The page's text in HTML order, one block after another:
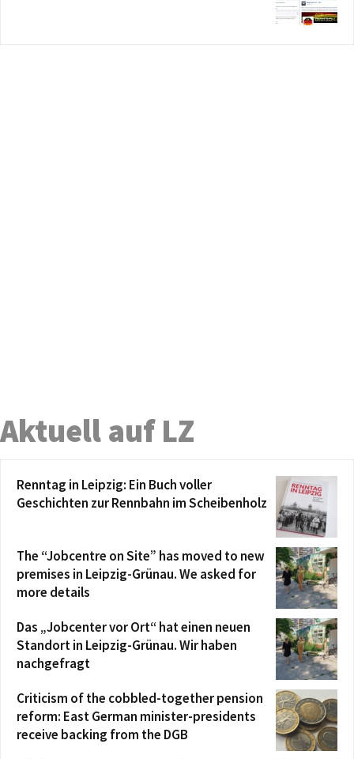
Aktuell auf LZ
Renntag in Leipzig: Ein Buch voller
Geschichten zur Rennbahn im Scheibenholz
The “Jobcentre on Site” has moved to new
premises in Leipzig-Grünau. We asked for
more details
Das „Jobcenter vor Ort“ hat einen neuen
Standort in Leipzig-Grünau. Wir haben
nachgefragt
Criticism of the cobbled-together pension
reform: East German minister-presidents
receive backing from the DGB